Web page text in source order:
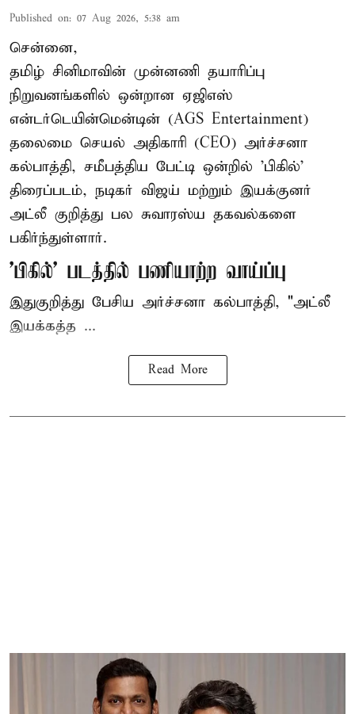
Published on: 07 Aug 2026, 5:38 am
சென்னை,
தமிழ் சினிமாவின் முன்னணி தயாரிப்பு
நிறுவனங்களில் ஒன்றான ஏஜிஎஸ்
என்டர்டெயின்மென்டின் (AGS Entertainment)
தலைமை செயல் அதிகாரி (CEO) அர்ச்சனா
கல்பாத்தி, சமீபத்திய பேட்டி ஒன்றில் 'பிகில்'
திரைப்படம், நடிகர் விஜய் மற்றும் இயக்குனர்
அட்லீ குறித்து பல சுவாரஸ்ய தகவல்களை
பகிர்ந்துள்ளார்.
'பிகில்' படத்தில் பணியாற்ற வாய்ப்பு
இதுகுறித்து பேசிய அர்ச்சனா கல்பாத்தி, "அட்லீ
இயக்கத்த ...
Read More